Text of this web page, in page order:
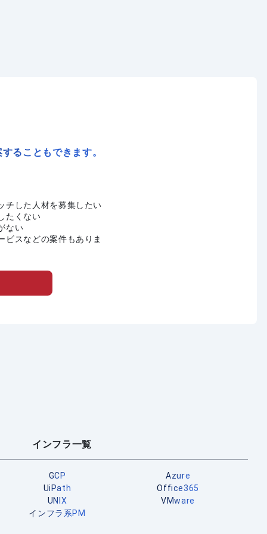
ることもできます。
チした人材を募集したい
たくない
ない
ビスなどの案件もありま
インフラ一覧
GCP
Azure
UiPath
Office365
UNIX
VMware
インフラ系PM